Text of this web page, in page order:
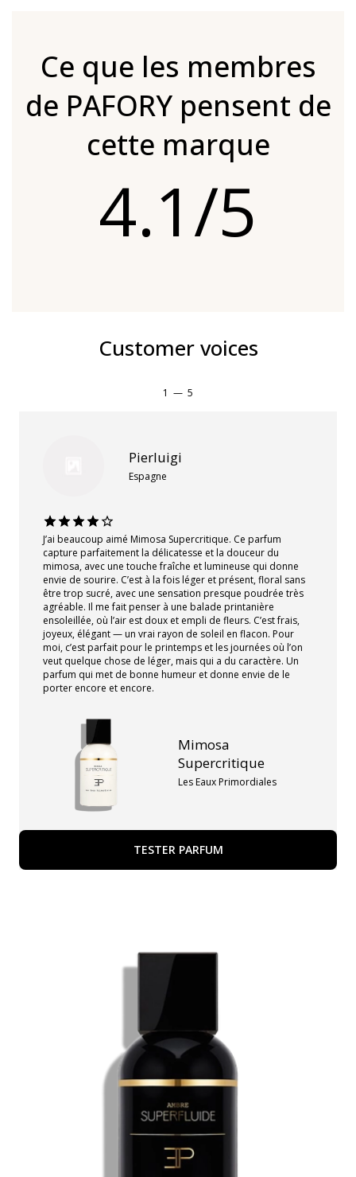
Ce que les membres
de PAFORY pensent de
cette marque
4.1/5
Customer voices
1 — 5
Pierluigi
Espagne
J’ai beaucoup aimé Mimosa Supercritique. Ce parfum
capture parfaitement la délicatesse et la douceur du
mimosa, avec une touche fraîche et lumineuse qui donne
envie de sourire. C’est à la fois léger et présent, floral sans
être trop sucré, avec une sensation presque poudrée très
agréable. Il me fait penser à une balade printanière
ensoleillée, où l’air est doux et empli de fleurs. C’est frais,
joyeux, élégant — un vrai rayon de soleil en flacon. Pour
moi, c’est parfait pour le printemps et les journées où l’on
veut quelque chose de léger, mais qui a du caractère. Un
parfum qui met de bonne humeur et donne envie de le
porter encore et encore.
Mimosa
Supercritique
Les Eaux Primordiales
TESTER PARFUM